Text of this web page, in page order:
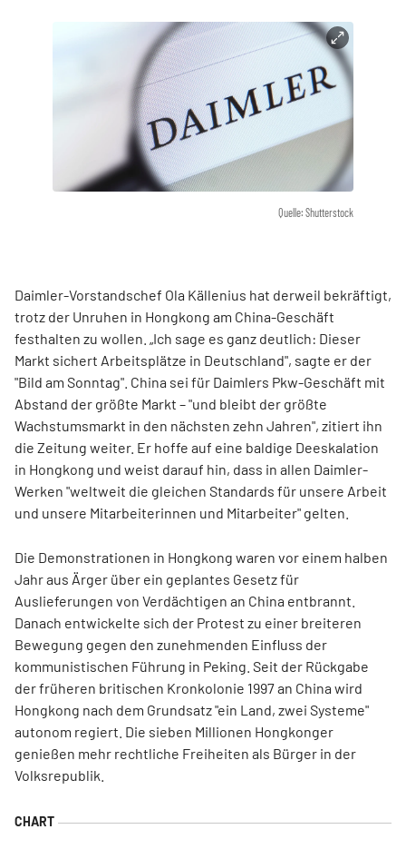
Quelle: Shutterstock
Daimler-Vorstandschef Ola Källenius hat derweil bekräftigt,
trotz der Unruhen in Hongkong am China-Geschäft
festhalten zu wollen. „Ich sage es ganz deutlich: Dieser
Markt sichert Arbeitsplätze in Deutschland", sagte er der
"Bild am Sonntag". China sei für Daimlers Pkw-Geschäft mit
Abstand der größte Markt – "und bleibt der größte
Wachstumsmarkt in den nächsten zehn Jahren", zitiert ihn
die Zeitung weiter. Er hoffe auf eine baldige Deeskalation
in Hongkong und weist darauf hin, dass in allen Daimler-
Werken "weltweit die gleichen Standards für unsere Arbeit
und unsere Mitarbeiterinnen und Mitarbeiter" gelten.
Die Demonstrationen in Hongkong waren vor einem halben
Jahr aus Ärger über ein geplantes Gesetz für
Auslieferungen von Verdächtigen an China entbrannt.
Danach entwickelte sich der Protest zu einer breiteren
Bewegung gegen den zunehmenden Einfluss der
kommunistischen Führung in Peking. Seit der Rückgabe
der früheren britischen Kronkolonie 1997 an China wird
Hongkong nach dem Grundsatz "ein Land, zwei Systeme"
autonom regiert. Die sieben Millionen Hongkonger
genießen mehr rechtliche Freiheiten als Bürger in der
Volksrepublik.